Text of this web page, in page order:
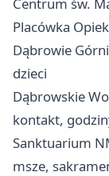
Placówka
Dąbrowie
dzieci
Dąbrowskie
kontakt,
Sanktuarium
msze,